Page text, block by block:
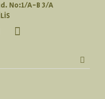
No:1/A-B 3/A